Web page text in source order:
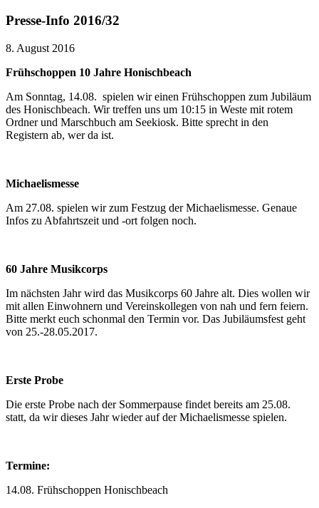
Presse-Info 2016/32
8. August 2016
Frühschoppen 10 Jahre Honischbeach
Am Sonntag, 14.08. spielen wir einen Frühschoppen zum Jubiläum
des Honischbeach. Wir treffen uns um 10:15 in Weste mit rotem
Ordner und Marschbuch am Seekiosk. Bitte sprecht in den
Registern ab, wer da ist.
Michaelismesse
Am 27.08. spielen wir zum Festzug der Michaelismesse. Genaue
Infos zu Abfahrtszeit und -ort folgen noch.
60 Jahre Musikcorps
Im nächsten Jahr wird das Musikcorps 60 Jahre alt. Dies wollen wir
mit allen Einwohnern und Vereinskollegen von nah und fern feiern.
Bitte merkt euch schonmal den Termin vor. Das Jubiläumsfest geht
von 25.-28.05.2017.
Erste Probe
Die erste Probe nach der Sommerpause findet bereits am 25.08.
statt, da wir dieses Jahr wieder auf der Michaelismesse spielen.
Termine:
14.08. Frühschoppen Honischbeach